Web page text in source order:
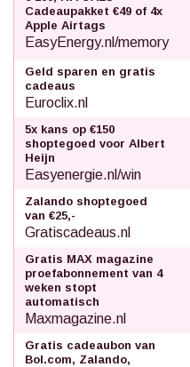
Cadeaupakket €49 of 4x
Apple Airtags
EasyEnergy.nl/memory
Geld sparen en gratis
cadeaus
Euroclix.nl
5x kans op €150
shoptegoed voor Albert
Heijn
Easyenergie.nl/win
Zalando shoptegoed
van €25,-
Gratiscadeaus.nl
Gratis MAX magazine
proefabonnement van 4
weken stopt
automatisch
Maxmagazine.nl
Gratis cadeaubon van
Bol.com, Zalando,